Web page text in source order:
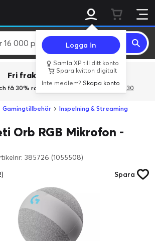
Logga in
Samla XP till ditt konto
Spara kvitton digitalt
Inte medlem?Skapa konto
Fri frakt över 800 kr.
få 30% rabatt med rabattkoden 3Gives30
Gamingtillbehör
Inspelning & Streaming
Orb RGB Mikrofon -
385726 (1055508)
Spara